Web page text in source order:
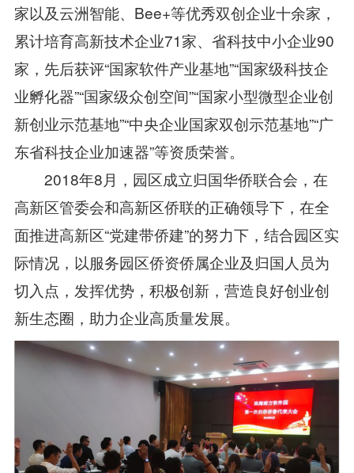
家以及云洲智能、Bee+等优秀双创企业十余家，
累计培育高新技术企业71家、省科技中小企业90
家，先后获评“国家软件产业基地”“国家级科技企
业孵化器”“国家级众创空间”“国家小型微型企业创
新创业示范基地”“中央企业国家双创示范基地”“广
东省科技企业加速器”等资质荣誉。
2018年8月，园区成立归国华侨联合会，在
高新区管委会和高新区侨联的正确领导下，在全
面推进高新区“党建带侨建”的努力下，结合园区实
际情况，以服务园区侨资侨属企业及归国人员为
切入点，发挥优势，积极创新，营造良好创业创
新生态圈，助力企业高质量发展。